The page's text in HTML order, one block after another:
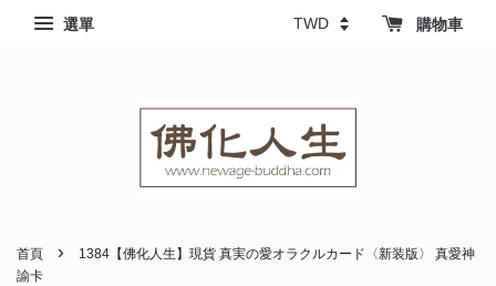
選單 購物車
首頁 ›
1384【佛化人生】現貨 真実の愛オラクルカード〈新装版〉 真愛神
諭卡